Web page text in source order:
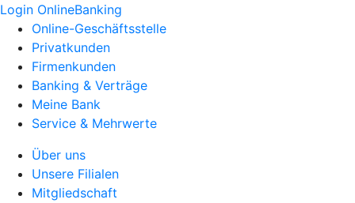
Login OnlineBanking
Online-Geschäftsstelle
Privatkunden
Firmenkunden
Banking & Verträge
Meine Bank
Service & Mehrwerte
Über uns
Unsere Filialen
Mitgliedschaft